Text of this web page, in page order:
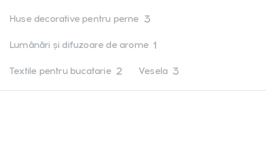
Huse decorative pentru perne 3
Lumânări și difuzoare de arome 1
Textile pentru bucatarie 2 Vesela 3